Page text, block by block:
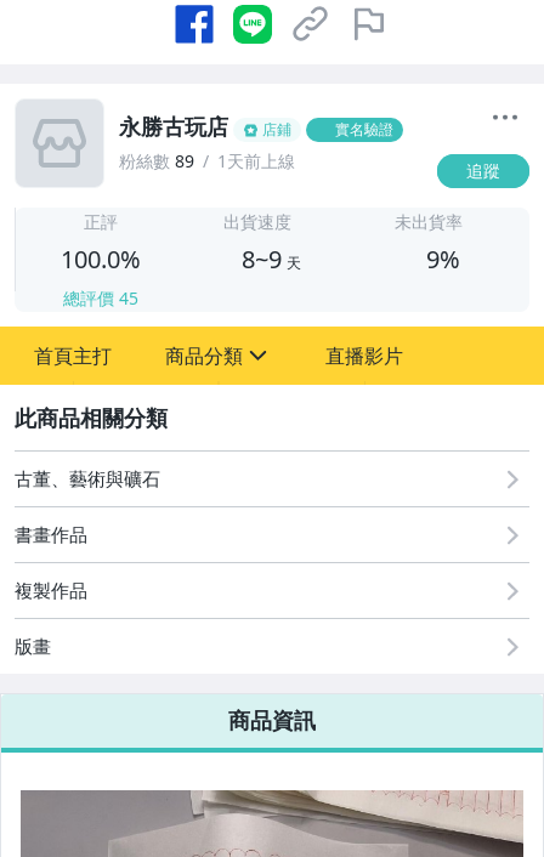
永勝古玩店 店鋪 實名驗證
粉絲數 89 1天前上線 追蹤
正評
100.0%
總評價 45
出貨速度
8~9 天
未出貨率
9%
首頁主打 商品分類
其它
直播影片
古董、藝術與礦石
書畫作品
複製作品
版畫
商品資訊